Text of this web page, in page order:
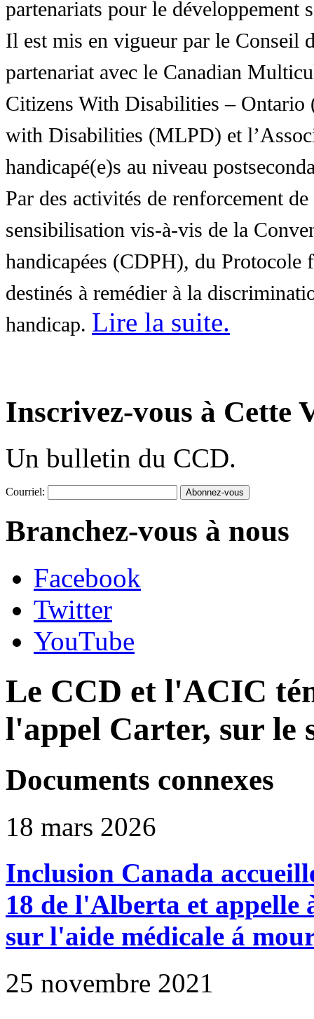
partenariats pour le développement
Il est mis en vigueur par le Conseil
partenariat avec le Canadian
Citizens With Disabilities – Ontario
with Disabilities (MLPD) et
handicapé(e)s au niveau
Par des activités de renforcement
sensibilisation vis-à-vis de la
handicapées (CDPH), du Protocole
destinés à remédier à la
handicap. Lire la suite.
Inscrivez-vous à Cette
Un bulletin du CCD.
Courriel:
Branchez-vous à nous
Facebook
Twitter
YouTube
Le CCD et l'ACIC
l'appel Carter, sur le
Documents connexes
18 mars 2026
Inclusion Canada
18 de l'Alberta et appelle
sur l'aide médicale á
25 novembre 2021